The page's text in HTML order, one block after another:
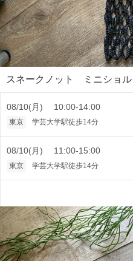
スネークノット ミニショル
08/10(月) 10:00-14:00
東京 学芸大学駅徒歩14分
08/10(月) 11:00-15:00
東京 学芸大学駅徒歩14分